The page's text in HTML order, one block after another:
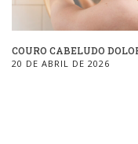
COURO CABELUDO
20 DE ABRIL DE 2026